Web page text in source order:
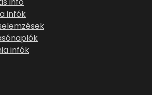
infók
infók